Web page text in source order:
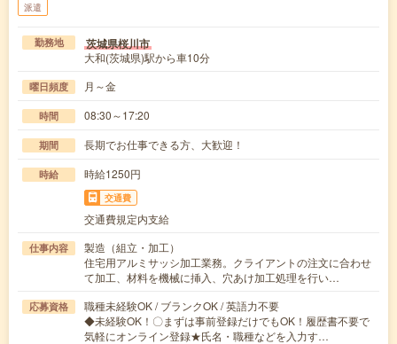
派遣
勤務地 茨城県桜川市
大和(茨城県)駅から車10分
曜日頻度 月～金
時間 08:30～17:20
期間 長期でお仕事できる方、大歓迎！
時給 時給1250円
交通費
交通費規定内支給
仕事内容
製造（組立・加工）
住宅用アルミサッシ加工業務。クライアントの注文に合わせ
て加工、材料を機械に挿入、穴あけ加工処理を行い…
応募資格
職種未経験OK / ブランクOK / 英語力不要
◆未経験OK！〇まずは事前登録だけでもOK！履歴書不要で
気軽にオンライン登録★氏名・職種などを入力す…